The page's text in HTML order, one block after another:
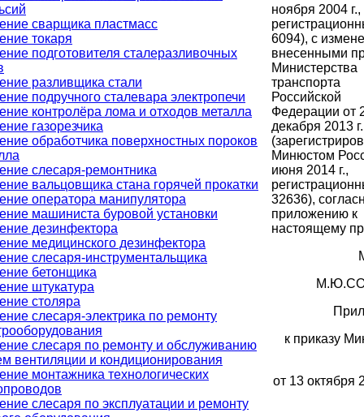
сварщика пластмасс
токаря
подготовителя сталеразливочных
разливщика стали
подручного сталевара электропечи
контролёра лома и отходов металла
газорезчика
обработчика поверхностных пороков
слесаря-ремонтника
вальцовщика стана горячей прокатки
оператора манипулятора
машиниста буровой установки
дезинфектора
медицинского дезинфектора
слесаря-инструментальщика
бетонщика
штукатура
столяра
слесаря-электрика по ремонту
слесаря по ремонту и обслуживанию
вентиляции и кондиционирования
монтажника технологических
слесаря по эксплуатации и ремонту
ноября 2004 г.,
6094), с
внесенными
Министерства
транспорта
Российской
Федерации от
декабря 2013
Минюстом
июня 2014 г.,
32636),
приложению к
настоящему
к приказу
от 13 октября